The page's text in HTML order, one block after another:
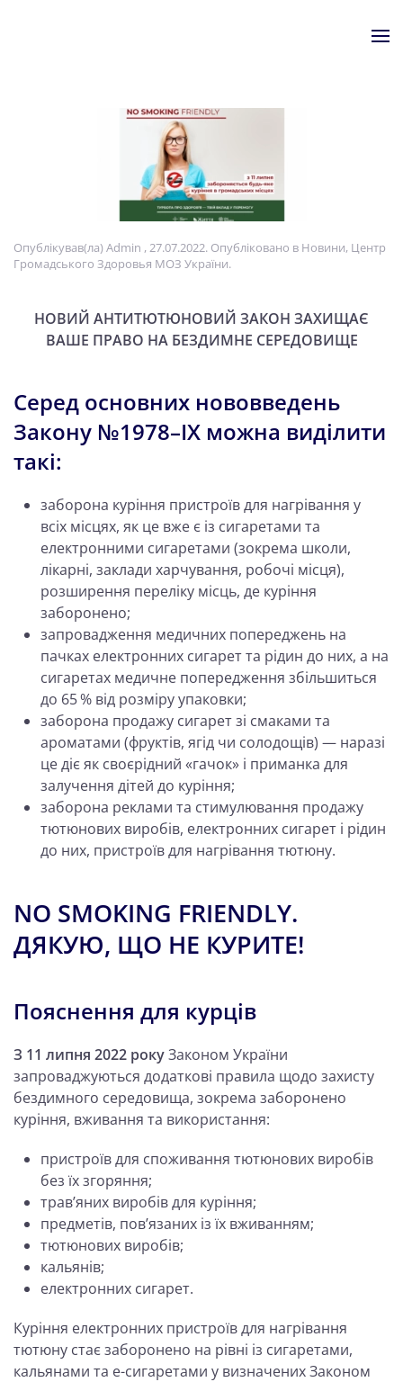
Опублікував(ла)Admin ,27.07.2022. Опубліковано в Новини, Центр
Громадського Здоровья МОЗ України.
НОВИЙ АНТИТЮТЮНОВИЙ ЗАКОН ЗАХИЩАЄ
ВАШЕ ПРАВО НА БЕЗДИМНЕ СЕРЕДОВИЩЕ
Серед основних нововведень
Закону №1978–IX можна виділити
такі:
заборона куріння пристроїв для нагрівання у
всіх місцях, як це вже є із сигаретами та
електронними сигаретами (зокрема школи,
лікарні, заклади харчування, робочі місця),
розширення переліку місць, де куріння
заборонено;
запровадження медичних попереджень на
пачках електронних сигарет та рідин до них, а на
сигаретах медичне попередження збільшиться
до 65 % від розміру упаковки;
заборона продажу сигарет зі смаками та
ароматами (фруктів, ягід чи солодощів) — наразі
це діє як своєрідний «гачок» і приманка для
залучення дітей до куріння;
заборона реклами та стимулювання продажу
тютюнових виробів, електронних сигарет і рідин
до них, пристроїв для нагрівання тютюну.
NO SMOKING FRIENDLY.
ДЯКУЮ, ЩО НЕ КУРИТЕ!
Пояснення для курців
З 11 липня 2022 рокуЗаконом України
запроваджуються додаткові правила щодо захисту
бездимного середовища, зокрема заборонено
куріння, вживання та використання:
пристроїв для споживання тютюнових виробів
без їх згоряння;
трав’яних виробів для куріння;
предметів, пов’язаних із їх вживанням;
тютюнових виробів;
кальянів;
електронних сигарет.
Куріння електронних пристроїв для нагрівання
тютюну стає заборонено на рівні із сигаретами,
кальянами та е-сигаретами у визначених Законом